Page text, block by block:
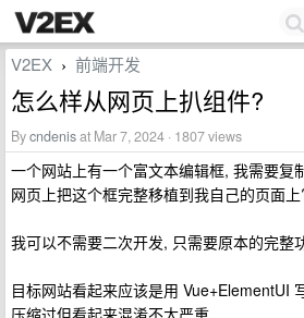
V2EX › 前端开发
怎么样从网页上扒组件?
Bycndenisat Mar 7, 2024 · 1807 views
一个网站上有一个富文本编辑框, 我需要复
网页上把这个框完整移植到我自己的页面上
我可以不需要二次开发, 只需要原本的完整
目标网站看起来应该是用 Vue+ElementUI
压缩过但看起来混淆不太严重.